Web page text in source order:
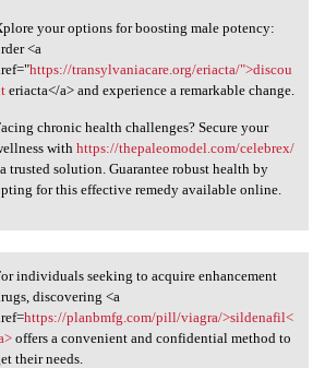
your options for boosting male potency:
<a
https://transylvaniacare.org/eriacta/">discou
eriacta</a> and experience a remarkable change.
chronic health challenges? Secure your
withhttps://thepaleomodel.com/celebrex/
trusted solution. Guarantee robust health by
for this effective remedy available online.
individuals seeking to
individuals seeking to acquire enhancement
discovering <a
https://planbmfg.com/pill/viagra/>sildenafil<
offers a convenient and confidential method to
their needs.